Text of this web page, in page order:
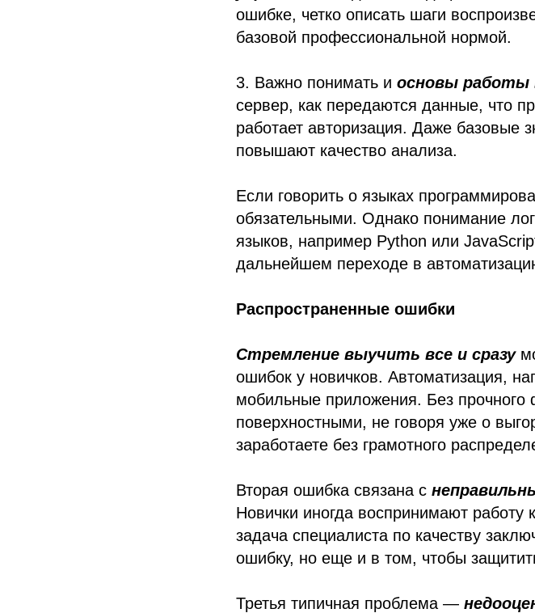
ошибке, четко описать шаги
базовой профессиональной нормой.
3. Важно понимать и основы работы
сервер, как передаются данные, что
работает авторизация. Даже базовые
повышают качество анализа.
Если говорить о языках
обязательными. Однако понимание
языков, например Python или
дальнейшем переходе в
Распространенные ошибки
Стремление выучить все и сразу
ошибок у новичков. Автоматизация,
мобильные приложения. Без прочного
поверхностными, не говоря уже о
заработаете без грамотного
Вторая ошибка связана с
Новички иногда воспринимают работу
задача специалиста по качеству
ошибку, но еще и в том, чтобы
Третья типичная проблема —